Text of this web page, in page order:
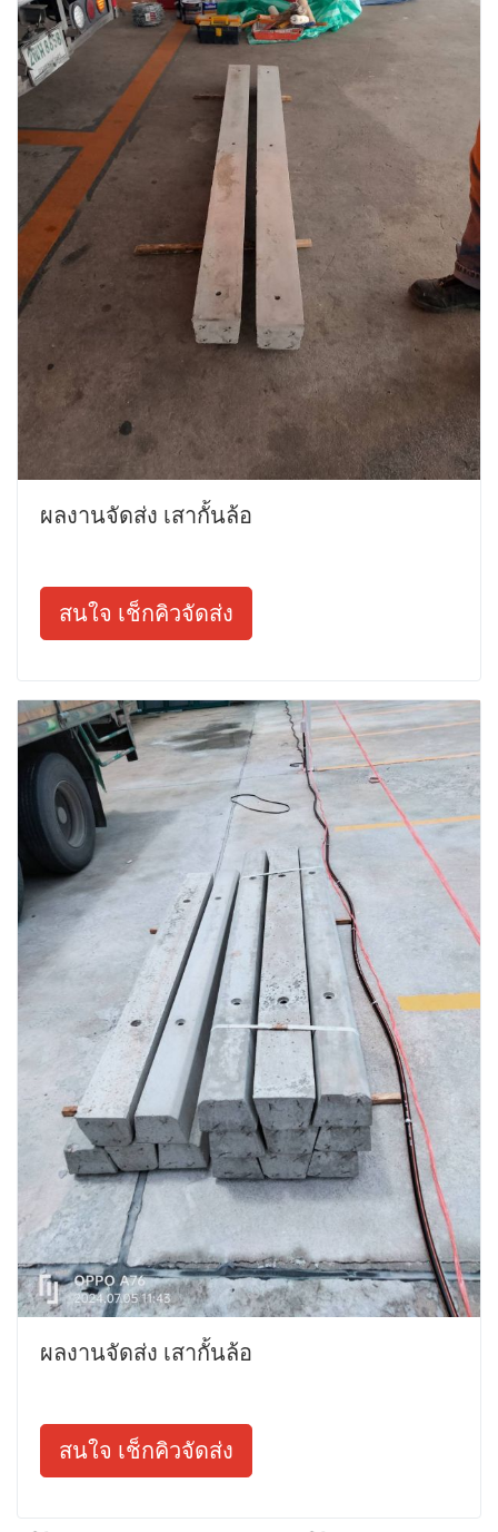
ผลงานจัดส่ง เสากั้นล้อ
สนใจ เช็กคิวจัดส่ง
ผลงานจัดส่ง เสากั้นล้อ
สนใจ เช็กคิวจัดส่ง